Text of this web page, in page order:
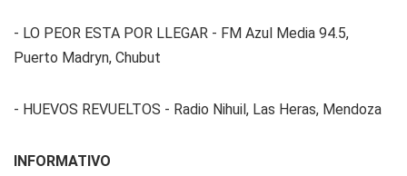
- LO PEOR ESTA POR LLEGAR - FM Azul Media 94.5,
Puerto Madryn, Chubut
- HUEVOS REVUELTOS - Radio Nihuil, Las Heras, Mendoza
INFORMATIVO